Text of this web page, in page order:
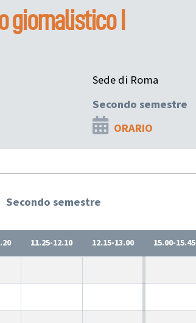
giornalistico I
Sede di Roma
Secondo semestre
ORARIO
Secondo semestre
11.25-12.10 12.15-13.00 15.00-15.45